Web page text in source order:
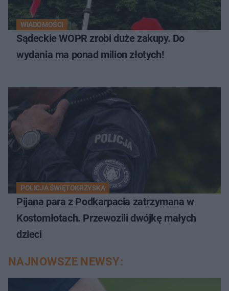
WIADOMOŚCI
Sądeckie WOPR zrobi duże zakupy. Do
wydania ma ponad milion złotych!
POLICJA ŚWIĘTOKRZYSKA
Pijana para z Podkarpacia zatrzymana w
Kostomłotach. Przewozili dwójkę małych
dzieci
NAJNOWSZE NEWSY: